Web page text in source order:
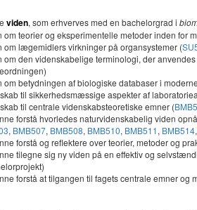
viden, som erhverves med en bachelorgrad i
om teorier og eksperimentelle metoder inden for
om lægemidlers virkninger på organsystemer (
om den videnskabelige terminologi, der
om betydningen af biologiske databaser i
til sikkerhedsmæssige aspekter af
til centrale videnskabsteoretiske emner (
forstå hvorledes naturvidenskabelig viden
, BMB507, BMB508, BMB510, BMB511, BMB514
forstå og reflektere over teorier, metoder og
tilegne sig ny viden på en effektiv og
forstå at tilgangen til fagets centrale emner